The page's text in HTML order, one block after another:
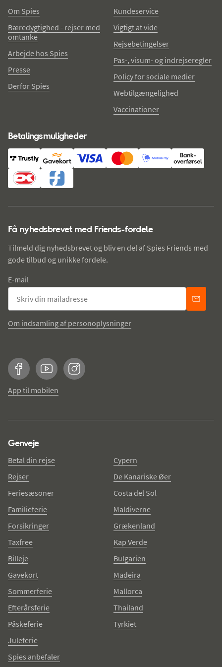
Om Spies
Bæredygtighed - rejser med
omtanke
Arbejde hos Spies
Presse
Derfor Spies
Kundeservice
Vigtigt at vide
Rejsebetingelser
Pas-, visum- og indrejseregler
Policy for sociale medier
Webtilgængelighed
Vaccinationer
Betalingsmuligheder
Få nyhedsbrevet med Friends-fordele
Tilmeld dig nyhedsbrevet og bliv en del af Spies Friends med
gode tilbud og unikke fordele.
E-mail
Om indsamling af personoplysninger
FacebookYouTubeInstagram
App til mobilen
Genveje
Betal din rejse
Rejser
Feriesæsoner
Familieferie
Forsikringer
Taxfree
Billeje
Gavekort
Sommerferie
Efterårsferie
Påskeferie
Juleferie
Spies anbefaler
Cypern
De Kanariske Øer
Costa del Sol
Maldiverne
Grækenland
Kap Verde
Bulgarien
Madeira
Mallorca
Thailand
Tyrkiet